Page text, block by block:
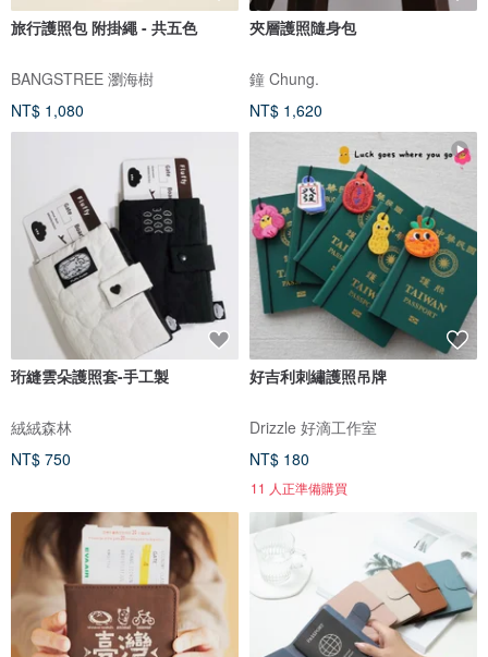
旅行護照包 附掛繩 - 共五色
BANGSTREE 瀏海樹
NT$ 1,080
夾層護照隨身包
鐘 Chung.
NT$ 1,620
珩縫雲朵護照套-手工製
絨絨森林
NT$ 750
好吉利刺繡護照吊牌
Drizzle 好滴工作室
NT$ 180
11 人正準備購買